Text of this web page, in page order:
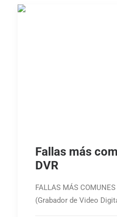
Fallas más
DVR
FALLAS MÁS
(Grabador de Video